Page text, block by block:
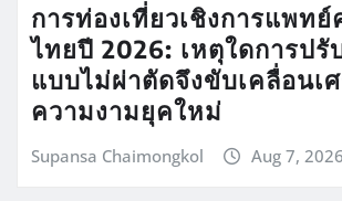
การท่องเที่ยวเชิงการแพทย์
ไทยปี 2026: เหตุใดการปรั
แบบไม่ผ่าตัดจึงขับเคลื่อนเ
ความงามยุคใหม่
Supansa Chaimongkol Aug 7, 2026